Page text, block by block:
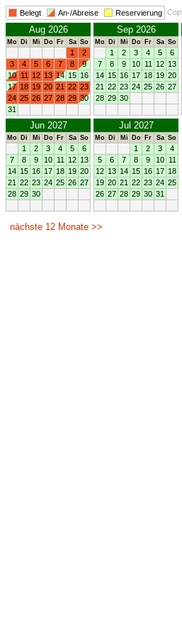
Belegt An-/Abreise Reservierung
Aug 2026
Mo Di Mi Do Fr Sa So
1
2
3
4 5 6 7 8
9
10 11 12 13 14 15 16
17 18 19 20 21 22 23
24 25 26 27 28 29 30
31
Sep 2026
Mo Di Mi Do Fr Sa So
1 2 3 4 5
6
7
8 9 10 11 12 13
14 15 16 17 18 19 20
21 22 23 24 25 26 27
28 29 30
Jun 2027
Mo Di Mi Do Fr Sa So
1 2 3 4 5
6
7
8 9 10 11 12 13
14 15 16 17 18 19 20
21 22 23 24 25 26 27
28 29 30
Jul 2027
Mo Di Mi Do Fr Sa So
1 2 3
4
5
6 7 8 9 10 11
12 13 14 15 16 17 18
19 20 21 22 23 24 25
26 27 28 29 30 31
nächste 12 Monate >>